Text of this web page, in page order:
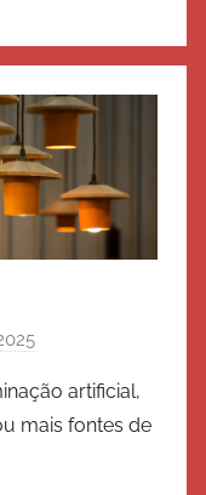
r
E
artificial,
mais fontes de